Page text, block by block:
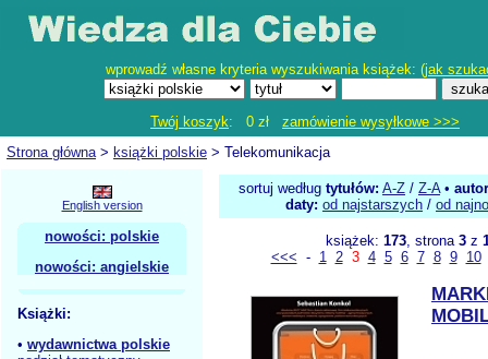
wprowadź własne kryteria wyszukiwania książek: (jak
Twój koszyk: 0 zł zamówienie wysyłkowe >>>
Strona główna> książki polskie > Telekomunikacja
English version
nowości: polskie
nowości: angielskie
Książki:
• wydawnictwa polskie
sortuj według tytułów: A-Z / Z-A•
daty: od najstarszych / od
książek: 173, strona 3z
<<< - 1 2 3 4 5 6 7 8 9 10